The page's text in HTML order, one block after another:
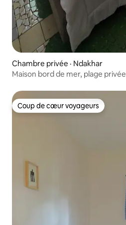
Chambre privée · Ndakhar
Maison bord de mer, plage privée
Coup de cœur voyageurs
Coup de cœur voyageurs